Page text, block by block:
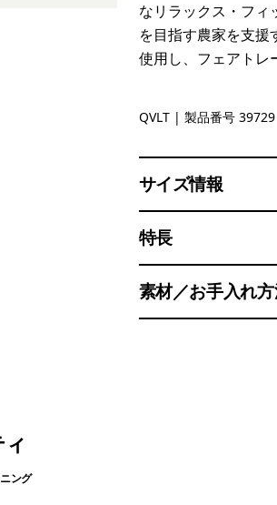
なリラックス・フィ
を目指す農家を支
使用し、フェアトレ
Quiet Violet
QVLT | 製品番号 39729
サイズ情報
特長
素材／お手入れ
ング